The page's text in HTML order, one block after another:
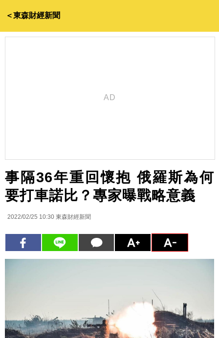
＜東森財經新聞
事隔36年重回懷抱 俄羅斯為何
要打車諾比？專家曝戰略意義
2022/02/25 10:30 東森財經新聞